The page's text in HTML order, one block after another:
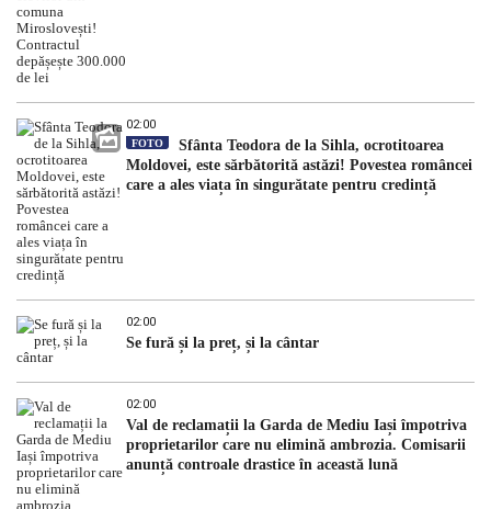
02:00
FOTO
Sfânta Teodora de la Sihla, ocrotitoarea
Moldovei, este sărbătorită astăzi! Povestea româncei
care a ales viața în singurătate pentru credință
02:00
Se fură și la preț, și la cântar
02:00
Val de reclamații la Garda de Mediu Iași împotriva
proprietarilor care nu elimină ambrozia. Comisarii
anunță controale drastice în această lună